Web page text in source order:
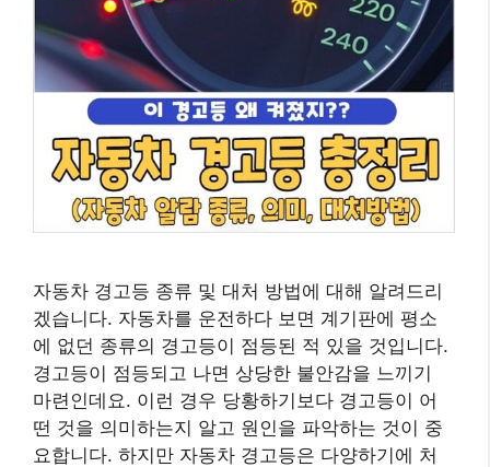
자동차 경고등 종류 및 대처 방법에 대해 알려드리
겠습니다. 자동차를 운전하다 보면 계기판에 평소
에 없던 종류의 경고등이 점등된 적 있을 것입니다.
경고등이 점등되고 나면 상당한 불안감을 느끼기
마련인데요. 이런 경우 당황하기보다 경고등이 어
떤 것을 의미하는지 알고 원인을 파악하는 것이 중
요합니다. 하지만 자동차 경고등은 다양하기에 처